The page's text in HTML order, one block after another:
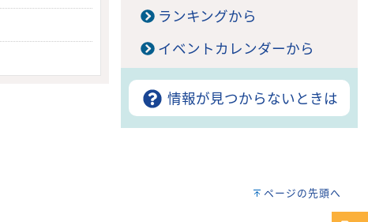
ランキングから
イベントカレンダーから
情報が見つからないときは
ページの先頭へ